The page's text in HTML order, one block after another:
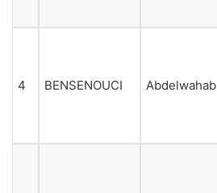
4 BENSENOUCI Abdelwahab